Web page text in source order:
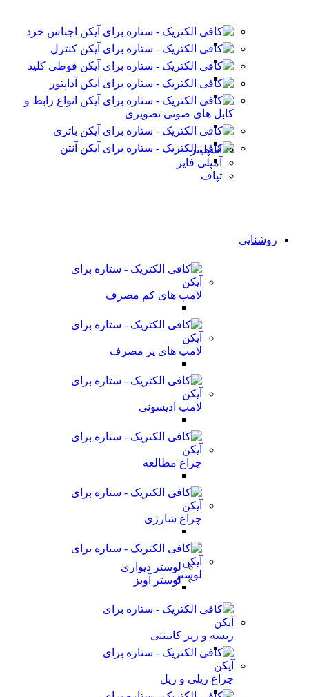
اجناس خرد
کنترل
قوطی کلید
آداپتور
انواع رابط و
کابل های صوتی تصویری
باتری
آنتن
اسپلیتر
آمپلی فایر
تپاف
روشنایی
لامپ های کم مصرف
لامپ های پر مصرف
لامپ ادیسونی
چراغ مطالعه
چراغ شارژی
لوستر
لوستر دیواری
لوستر آویز
ریسه و زیر کابینتی
چراغ ریلی و ریل